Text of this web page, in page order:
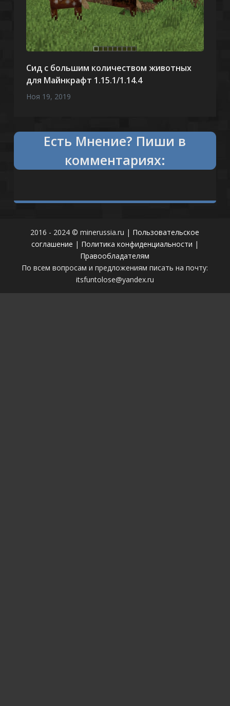
Сид с большим количеством животных
для Майнкрафт 1.15.1/1.14.4
Ноя 19, 2019
Естьчто сказать?Пиши в
комментариях:
2016 - 2024 © minerussia.ru | Пользовательское
соглашение | Политика конфиденциальности |
Правообладателям
По всем вопросам и предложениям писать на почту:
itsfuntolose@yandex.ru